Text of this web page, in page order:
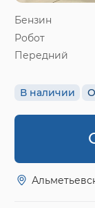
Бензин
Робот
Передний
В наличии